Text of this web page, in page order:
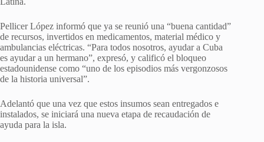
Pellicer López informó que ya se reunió una “buena cantidad”
de recursos, invertidos en medicamentos, material médico y
ambulancias eléctricas. “Para todos nosotros, ayudar a Cuba
es ayudar a un hermano”, expresó, y calificó el bloqueo
estadounidense como “uno de los episodios más vergonzosos
de la historia universal”.
Adelantó que una vez que estos insumos sean entregados e
instalados, se iniciará una nueva etapa de recaudación de
ayuda para la isla.